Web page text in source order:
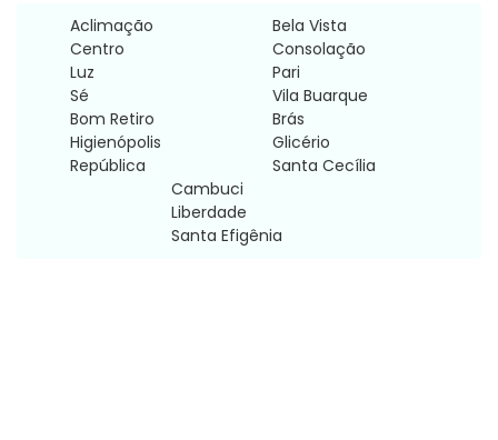
Aclimação
Centro
Luz
Sé
Bela Vista
Consolação
Pari
Vila Buarque
Bom Retiro
Higienópolis
República
Brás
Glicério
Santa Cecília
Cambuci
Liberdade
Santa Efigênia